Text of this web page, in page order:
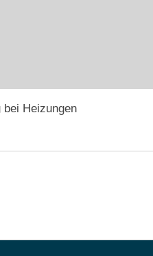
bei Heizungen